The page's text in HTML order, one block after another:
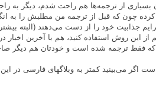
بسیاری از ترجمه‌ها هم راحت شدم،‌ دیگر به
چون که قبل از ترجمه من مطلبش را به
جذابیت خود را از دست می‌دهند (البته
از این روش استفاده کنید، هم با آخرین اخبار
که فقط ترجمه شده است و خودتان هم دیگر
اگر می‌بینید کمتر به وبلاگهای فارسی در